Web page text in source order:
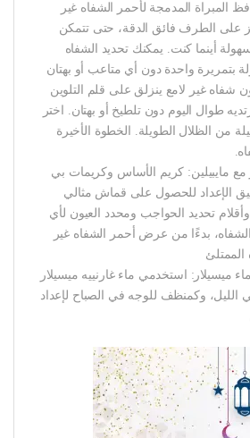
المبراة المدمجة لأحمر الشفاه غير
على الطرف فائق الدقة، حتى تتمكن
أينما كنت. يمكنك تحديد الشفاه
بتمريرة واحدة دون أي متاعب أو بهتان
غير لامع ينزلق على قلم التلوين
طوال اليوم دون تلطيخ أو بهتان. اختر
من الظلال الطويلة. الخطوة الأخيرة
مايبيلين: كريم الأساس وكريمات بي
الإعداد للحصول على قماش مثالي
تحديد الحواجب ومحدد العيون لأي
بدءًا من عرض أحمر الشفاه غير
الممتلئ
ميسيلار: استخدمي ماء غارنييه ميسيلار
وكمنظف للوجه في الصباح لإعداد